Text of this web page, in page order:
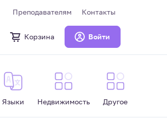
Преподавателям Контакты
Корзина Войти
Языки Недвижимость Другое